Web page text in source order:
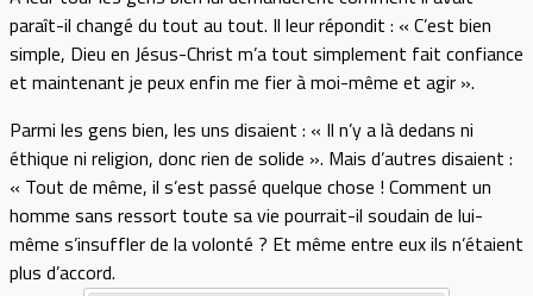
paraît-il changé du tout au tout. Il leur répondit : « C’est bien
simple, Dieu en Jésus-Christ m’a tout simplement fait confiance
et maintenant je peux enfin me fier à moi-même et agir ».
Parmi les gens bien, les uns disaient : « Il n’y a là dedans ni
éthique ni religion, donc rien de solide ». Mais d’autres disaient :
« Tout de même, il s’est passé quelque chose ! Comment un
homme sans ressort toute sa vie pourrait-il soudain de lui-
même s’insuffler de la volonté ? Et même entre eux ils n’étaient
plus d’accord.